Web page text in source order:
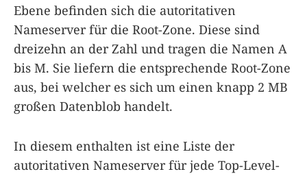
Ebene befinden sich die autoritativen
Nameserver für die Root-Zone. Diese sind
dreizehn an der Zahl und tragen die Namen A
bis M. Sie liefern die entsprechende Root-Zone
aus, bei welcher es sich um einen knapp 2 MB
großen Datenblob handelt.
In diesem enthalten ist eine Liste der
autoritativen Nameserver für jede Top-Level-